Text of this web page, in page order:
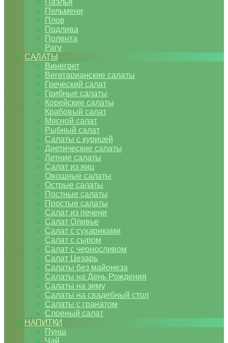
Паэлья
Пельмени
Плов
Подлива
Полента
Рагу
САЛАТЫ
Винегрет
Вегетарианские салаты
Греческий салат
Грибные салаты
Корейские салаты
Крабовый салат
Мясной салат
Рыбный салат
Салаты с курицей
Диетические салаты
Летние салаты
Салат из яиц
Овощные салаты
Острые салаты
Постные салаты
Простые салаты
Салат из печени
Салат Оливье
Салат с сухариками
Салат с сыром
Салат с черносливом
Салат Цезарь
Салаты без майонеза
Салаты на День Рождения
Салаты на зиму
Салаты на свадебный стол
Салаты с гранатом
Слоеный салат
НАПИТКИ
Пунш
Чай